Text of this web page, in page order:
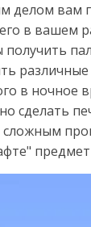
делом вам
в вашем
в
сделать